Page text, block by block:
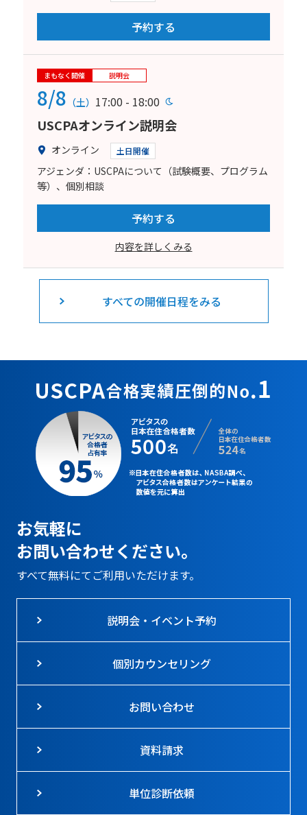
予約する
まもなく開催 説明会
8/8 （土） 17:00 - 18:00
USCPAオンライン説明会
オンライン 土日開催
アジェンダ：USCPAについて（試験概要、プログラム
等）、個別相談
予約する
内容を詳しくみる
すべての開催日程をみる
お気軽に
お問い合わせください。
すべて無料にてご利用いただけます。
説明会・イベント予約
個別カウンセリング
お問い合わせ
資料請求
単位診断依頼